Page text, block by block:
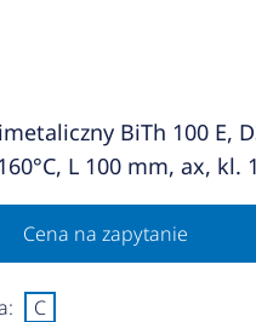
BiTh 100 E,
L 100 mm, ax, kl. 1
Cena na zapytanie
C